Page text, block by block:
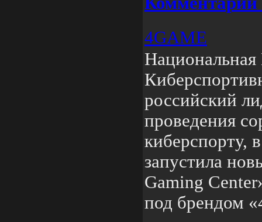
4GAME
российский
проведения
киберспорту,
запустила
Gaming
под брендом